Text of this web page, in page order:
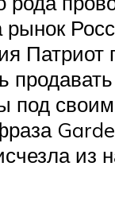
рынок
Патриот
продавать
под
из